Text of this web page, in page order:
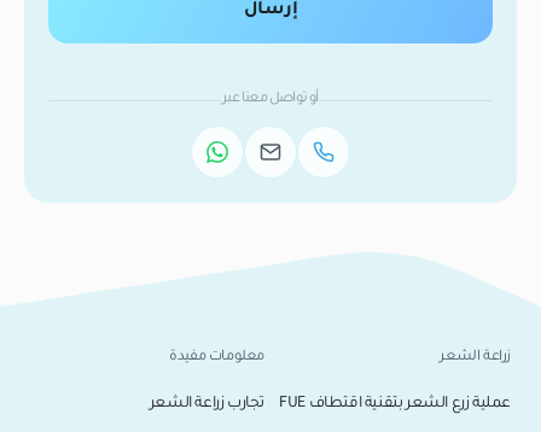
إرسال
أو تواصل معنا عبر
زراعة الشعر
عملية زرع الشعر بتقنية اقتطاف FUE
معلومات مفيدة
تجارب زراعة الشعر